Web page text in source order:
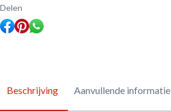
tank
Tunisia
1943
aantal
Delen
Beschrijving Aanvullende informatie